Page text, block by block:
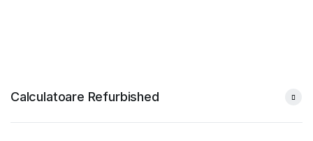
Calculatoare Refurbished